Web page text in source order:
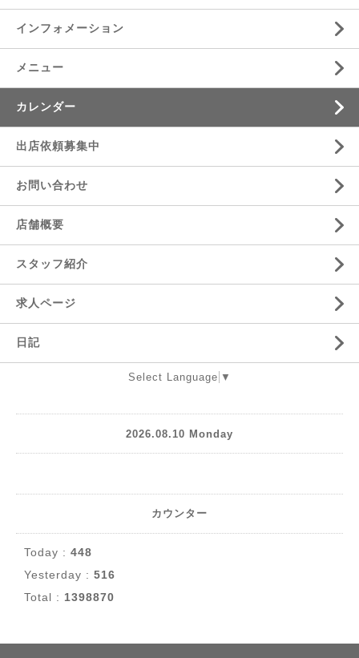
インフォメーション
メニュー
カレンダー
出店依頼募集中
お問い合わせ
店舗概要
スタッフ紹介
求人ページ
日記
Select Language ▼
2026.08.10 Monday
カウンター
Today : 448
Yesterday : 516
Total : 1398870